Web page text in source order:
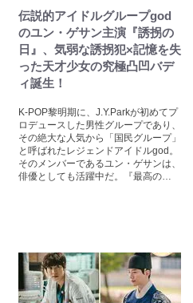
伝説的アイドルグループgod
のユン・ゲサン主演『誘拐の
日』、気弱な誘拐犯×記憶を失
った天才少女の究極凸凹バデ
ィ誕生！
K-POP黎明期に、J.Y.Parkが初めてプ
ロデュースした男性グループであり、
その絶大な人気から「国民グループ」
と呼ばれたレジェンドアイドルgod。
そのメンバーであるユン・ゲサンは、
俳優としても活躍中だ。『最高の…